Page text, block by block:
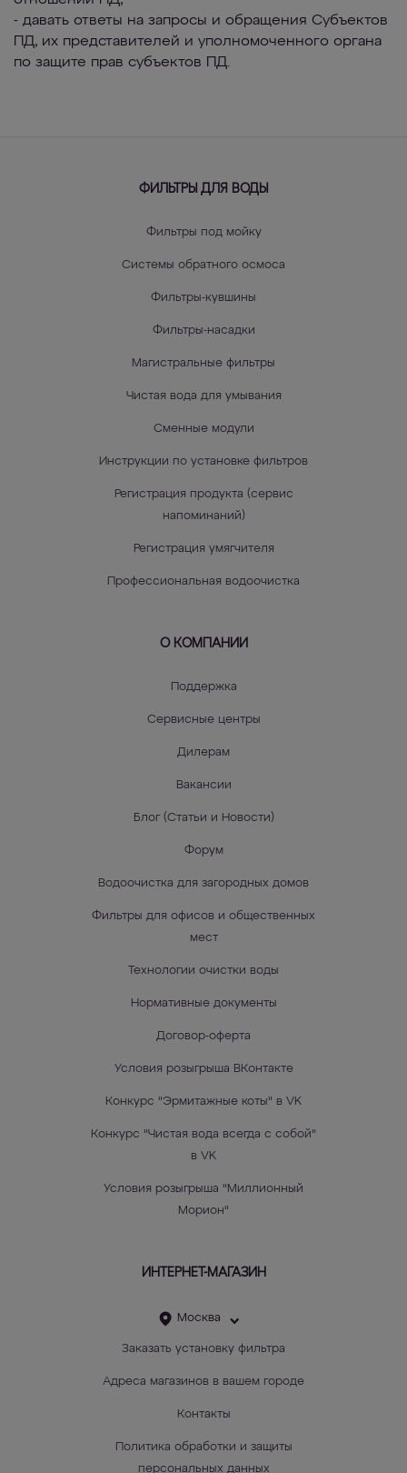
- давать ответы на запросы и обращения Субъектов
ПД, их представителей и уполномоченного органа
по защите прав субъектов ПД.
ФИЛЬТРЫ ДЛЯ ВОДЫ
Фильтры под мойку
Системы обратного осмоса
Фильтры-кувшины
Фильтры-насадки
Магистральные фильтры
Чистая вода для умывания
Сменные модули
Инструкции по установке фильтров
Регистрация продукта (сервис
напоминаний)
Регистрация умягчителя
Профессиональная водоочистка
О КОМПАНИИ
Поддержка
Сервисные центры
Дилерам
Вакансии
Блог (Статьи и Новости)
Форум
Водоочистка для загородных домов
Фильтры для офисов и общественных
мест
Технологии очистки воды
Нормативные документы
Договор-оферта
Условия розыгрыша ВКонтакте
Конкурс "Эрмитажные коты" в VK
Конкурс "Чистая вода всегда с собой"
в VK
Условия розыгрыша "Миллионный
Морион"
ИНТЕРНЕТ-МАГАЗИН
Москва
Заказать установку фильтра
Адреса магазинов в вашем городе
Контакты
Политика обработки и защиты
персональных данных